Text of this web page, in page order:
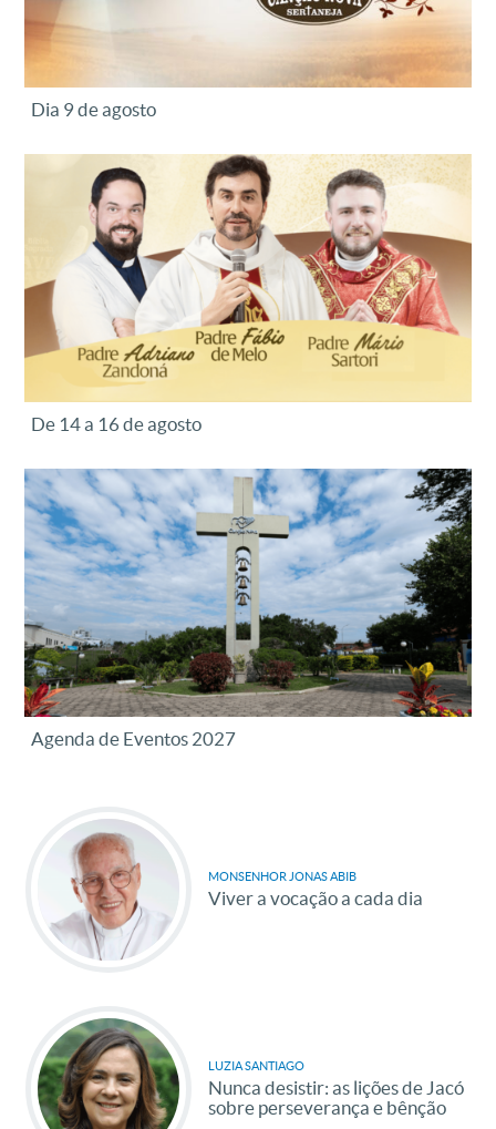
Dia 9 de agosto
De 14 a 16 de agosto
Agenda de Eventos 2027
MONSENHOR JONAS ABIB
Viver a vocação a cada dia
LUZIA SANTIAGO
Nunca desistir: as lições de Jacó
sobre perseverança e bênção